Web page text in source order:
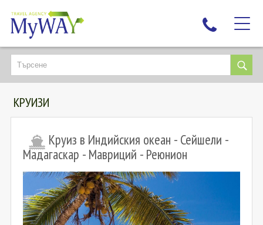
НАЙ-ТЪРСЕНИ
ДЕСТИНАЦИИ
ЕКЗОТИЧНИ ПОЧИВКИ
КРУИЗИ
НОВА ГОДИНА
ПЪТУВАЙТЕ С ДЕЦА
ЛЮБОПИТНО
ЗА НАС
КРУИЗИ
Круиз в Индийския океан - Сейшели -
Мадагаскар - Мавриций - Реюнион